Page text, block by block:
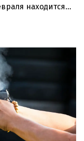
находится
на протяжении